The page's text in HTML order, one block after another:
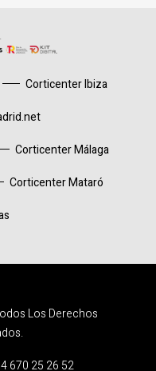
Corticenter Ibiza
Corticenter Málaga
Corticenter Mataró
Los Derechos
670 25 26 52